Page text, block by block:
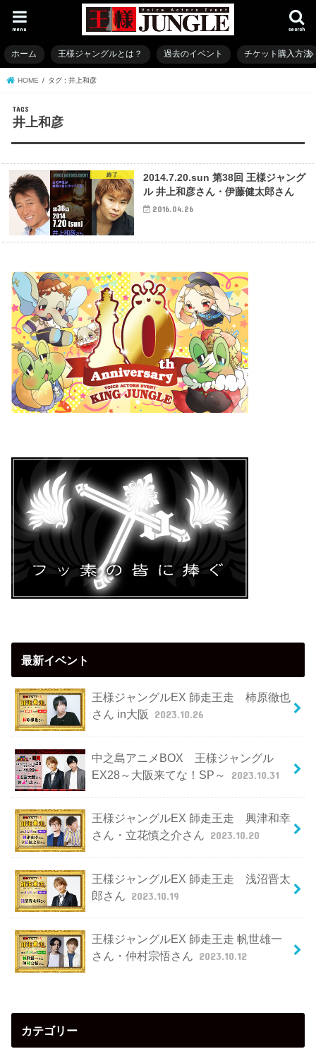
search
menu
ホーム 王様ジャングルとは？ 過去のイベント チケット購入方法
HOME タグ : 井上和彦
井上和彦
終了
2014.7.20.sun 第38回 王様ジャング
ル 井上和彦さん・伊藤健太郎さん
2016.04.26
最新イベント
王様ジャングルEX 師走王走 柿原徹也
さん in大阪
2023.10.26
中之島アニメBOX 王様ジャングル
EX28～大阪来てな！SP～
2023.10.31
王様ジャングルEX 師走王走 興津和幸
さん・立花慎之介さん 2023.10.20
王様ジャングルEX 師走王走 浅沼晋太
郎さん
2023.10.19
王様ジャングルEX 師走王走 帆世雄一
さん・仲村宗悟さん 2023.10.12
カテゴリー